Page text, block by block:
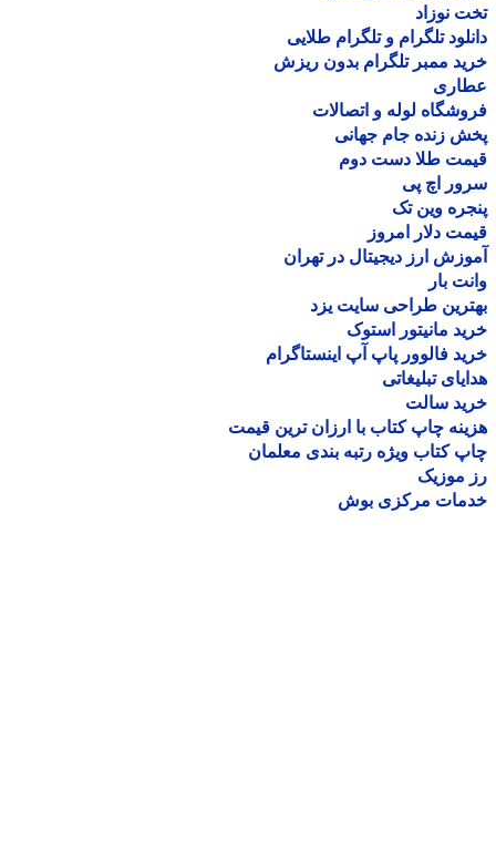
نوزاد
تلگرام و تلگرام طلایی
ممبر تلگرام بدون ریزش
لوله و اتصالات
زنده جام جهانی
طلا دست دوم
اچ پی
وین تک
دلار امروز
ارز دیجیتال در تهران
بار
طراحی سایت یزد
مانیتور استوک
فالوور پاپ آپ اینستاگرام
تبلیغاتی
سالت
چاپ کتاب با ارزان ترین قیمت
کتاب ویژه رتبه بندی معلمان
موزیک
مرکزی بوش